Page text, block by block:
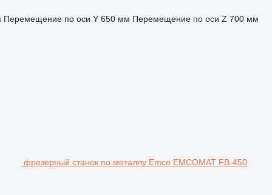
Перемещение по оси Y 650 мм Перемещение по оси Z 700 мм
фрезерный станок по металлу Emco EMCOMAT FB-450